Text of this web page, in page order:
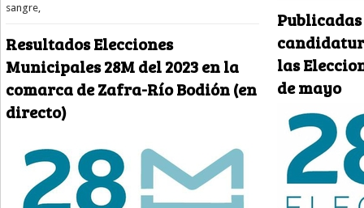
sangre,
Resultados Elecciones
Municipales 28M del 2023 en la
comarca de Zafra-Río Bodión (en
directo)
Publicadas
las
de mayo